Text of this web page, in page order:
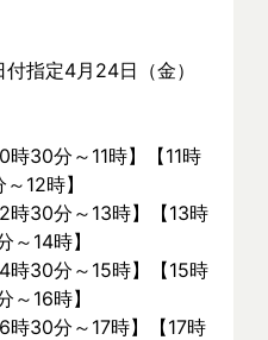
指定4月24日（金）
時30分～11時】【11時
12時】
時30分～13時】【13時
14時】
時30分～15時】【15時
16時】
時30分～17時】【17時